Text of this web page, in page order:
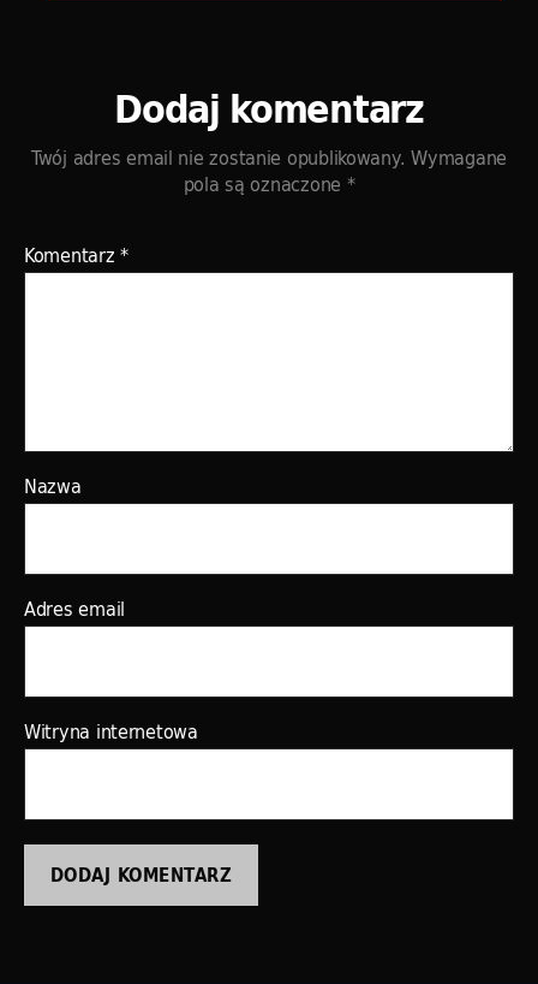
Dodaj komentarz
Twój adres email nie zostanie opublikowany. Wymagane
pola są oznaczone *
Komentarz*
Nazwa
Adres email
Witryna internetowa